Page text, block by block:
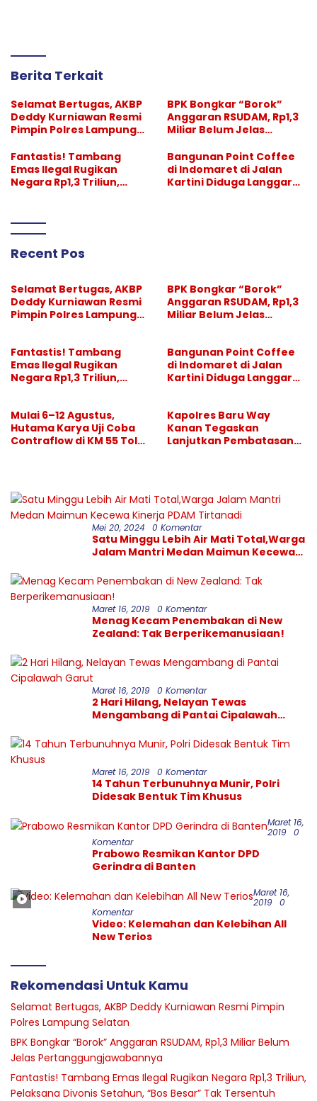
Berita Terkait
Selamat Bertugas, AKBP
Deddy Kurniawan Resmi
Pimpin Polres Lampung
BPK Bongkar “Borok”
Anggaran RSUDAM, Rp1,3
Miliar Belum Jelas
a
Fantastis! Tambang
Emas Ilegal Rugikan
Negara Rp1,3 Triliun,
Tersentuh
Bangunan Point Coffee
di Indomaret di Jalan
Kartini Diduga Langgar
Recent Pos
Selamat Bertugas, AKBP
Deddy Kurniawan Resmi
Pimpin Polres Lampung
BPK Bongkar “Borok”
Anggaran RSUDAM, Rp1,3
Miliar Belum Jelas
Fantastis! Tambang
Emas Ilegal Rugikan
Negara Rp1,3 Triliun,
Tersentuh
Bangunan Point Coffee
di Indomaret di Jalan
Kartini Diduga Langgar
Mulai 6–12 Agustus,
Hutama Karya Uji Coba
Contraflow di KM 55 Tol
Kapolres Baru Way
Kanan Tegaskan
Lanjutkan Pembatasan
Mei 20, 2024 0 Komentar
Satu Minggu Lebih Air Mati Total,Warga
Jalam Mantri Medan Maimun Kecewa
Maret 16, 2019 0 Komentar
Menag Kecam Penembakan di New
Zealand: Tak Berperikemanusiaan!
Maret 16, 2019 0 Komentar
2 Hari Hilang, Nelayan Tewas
Mengambang di Pantai Cipalawah
Maret 16, 2019 0 Komentar
14 Tahun Terbunuhnya Munir, Polri
Didesak Bentuk Tim Khusus
Maret 16,
2019
0
Komentar
Prabowo Resmikan Kantor DPD
Gerindra di Banten
Maret 16,
2019
0
Komentar
Video: Kelemahan dan Kelebihan All
New Terios
Rekomendasi Untuk Kamu
Selamat Bertugas, AKBP Deddy Kurniawan Resmi Pimpin
Polres Lampung Selatan
BPK Bongkar “Borok” Anggaran RSUDAM, Rp1,3 Miliar Belum
Jelas Pertanggungjawabannya
Fantastis! Tambang Emas Ilegal Rugikan Negara Rp1,3 Triliun,
Pelaksana Divonis Setahun, “Bos Besar” Tak Tersentuh